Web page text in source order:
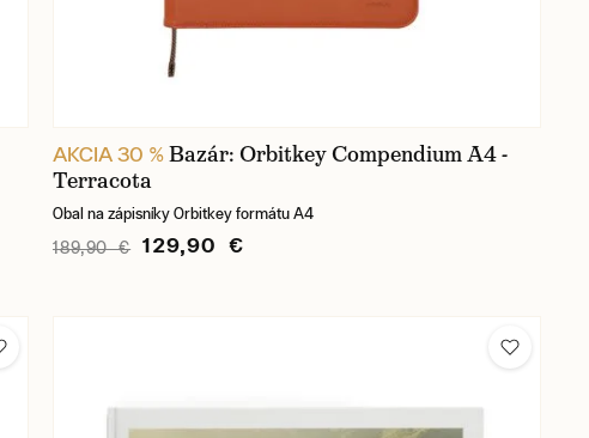
AKCIA 30 %Bazár: Orbitkey Compendium A4 -
Terracota
Obal na zápisníky Orbitkey formátu A4
189,90 € 129,90 €